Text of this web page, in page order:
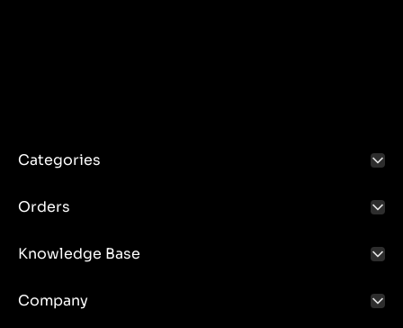
Categories
Orders
Knowledge Base
Company